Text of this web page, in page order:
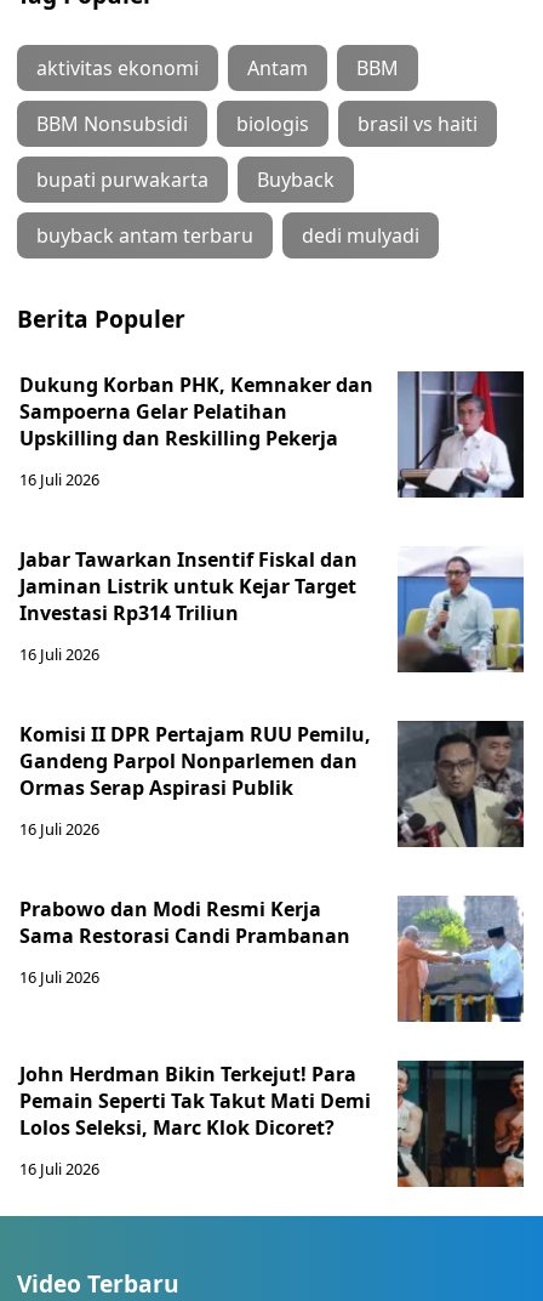
aktivitas ekonomi Antam BBM
BBM Nonsubsidi biologis brasil vs haiti
bupati purwakarta Buyback
buyback antam terbaru dedi mulyadi
Berita Populer
Dukung Korban PHK, Kemnaker dan
Sampoerna Gelar Pelatihan
Upskilling dan Reskilling Pekerja
16 Juli 2026
Jabar Tawarkan Insentif Fiskal dan
Jaminan Listrik untuk Kejar Target
Investasi Rp314 Triliun
16 Juli 2026
Komisi II DPR Pertajam RUU Pemilu,
Gandeng Parpol Nonparlemen dan
Ormas Serap Aspirasi Publik
16 Juli 2026
Prabowo dan Modi Resmi Kerja
Sama Restorasi Candi Prambanan
16 Juli 2026
John Herdman Bikin Terkejut! Para
Pemain Seperti Tak Takut Mati Demi
Lolos Seleksi, Marc Klok Dicoret?
16 Juli 2026
Video Terbaru